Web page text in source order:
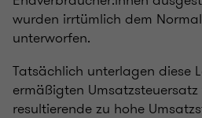
wurden irrtümlich dem
unterworfen.
Tatsächlich unterlagen diese
ermäßigten
resultierende zu hohe